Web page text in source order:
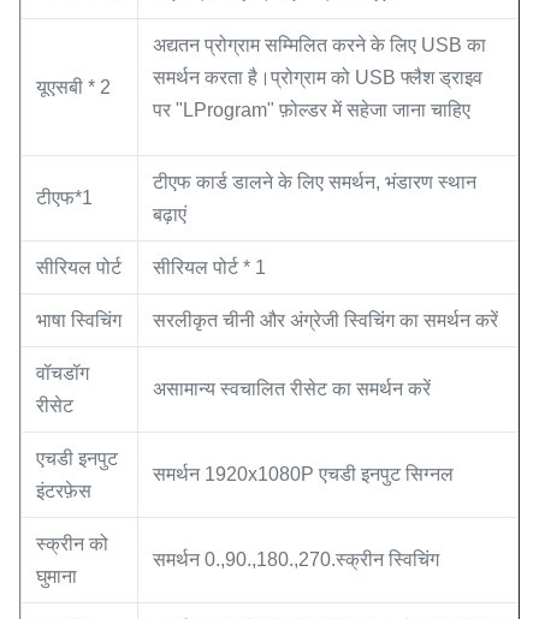
यूएसबी * 2
अद्यतन प्रोग्राम सम्मिलित करने के लिए USB का
समर्थन करता है।प्रोग्राम को USB फ्लैश ड्राइव
पर "LProgram" फ़ोल्डर में सहेजा जाना चाहिए
टीएफ*1
टीएफ कार्ड डालने के लिए समर्थन, भंडारण स्थान
बढ़ाएं
सीरियल पोर्ट सीरियल पोर्ट * 1
भाषा स्विचिंग सरलीकृत चीनी और अंग्रेजी स्विचिंग का समर्थन करें
वॉचडॉग
रीसेट
असामान्य स्वचालित रीसेट का समर्थन करें
एचडी इनपुट
इंटरफ़ेस
समर्थन 1920x1080P एचडी इनपुट सिग्नल
स्क्रीन को
घुमाना
समर्थन 0.,90.,180.,270.स्क्रीन स्विचिंग